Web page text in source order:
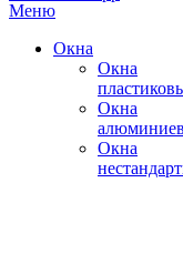
Меню
Окна
Окна
Окна
Окна